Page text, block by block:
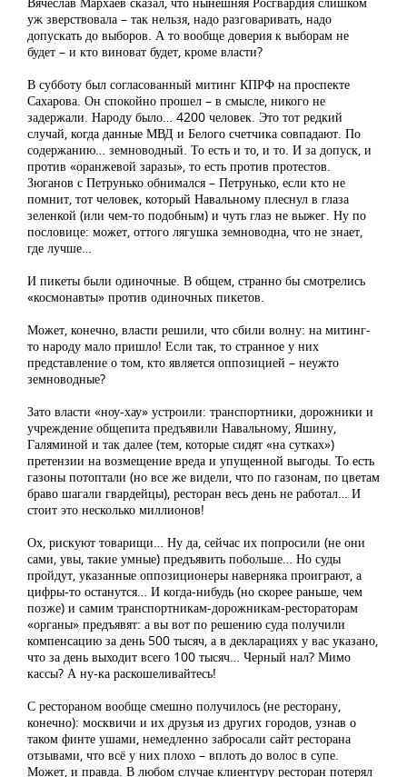
уж зверствовала – так нельзя, надо разговаривать, надо
допускать до выборов. А то вообще доверия к выборам не
будет – и кто виноват будет, кроме власти?
В субботу был согласованный митинг КПРФ на проспекте
Сахарова. Он спокойно прошел – в смысле, никого не
задержали. Народу было… 4200 человек. Это тот редкий
случай, когда данные МВД и Белого счетчика совпадают. По
содержанию… земноводный. То есть и то, и то. И за допуск, и
против «оранжевой заразы», то есть против протестов.
Зюганов с Петрунько обнимался – Петрунько, если кто не
помнит, тот человек, который Навальному плеснул в глаза
зеленкой (или чем-то подобным) и чуть глаз не выжег. Ну по
пословице: может, оттого лягушка земноводна, что не знает,
где лучше…
И пикеты были одиночные. В общем, странно бы смотрелись
«космонавты» против одиночных пикетов.
Может, конечно, власти решили, что сбили волну: на митинг-
то народу мало пришло! Если так, то странное у них
представление о том, кто является оппозицией – неужто
земноводные?
Зато власти «ноу-хау» устроили: транспортники, дорожники и
учреждение общепита предъявили Навальному, Яшину,
Галяминой и так далее (тем, которые сидят «на сутках»)
претензии на возмещение вреда и упущенной выгоды. То есть
газоны потоптали (но все же видели, что по газонам, по цветам
браво шагали гвардейцы), ресторан весь день не работал… И
стоит это несколько миллионов!
Ох, рискуют товарищи… Ну да, сейчас их попросили (не они
сами, увы, такие умные) предъявить побольше… Но суды
пройдут, указанные оппозиционеры наверняка проиграют, а
цифры-то останутся… И когда-нибудь (но скорее раньше, чем
позже) и самим транспортникам-дорожникам-рестораторам
«органы» предъявят: а вы вот по решению суда получили
компенсацию за день 500 тысяч, а в декларациях у вас указано,
что за день выходит всего 100 тысяч… Черный нал? Мимо
кассы? А ну-ка раскошеливайтесь!
С рестораном вообще смешно получилось (не ресторану,
конечно): москвичи и их друзья из других городов, узнав о
таком финте ушами, немедленно забросали сайт ресторана
отзывами, что всё у них плохо – вплоть до волос в супе.
Может, и правда. В любом случае клиентуру ресторан потерял